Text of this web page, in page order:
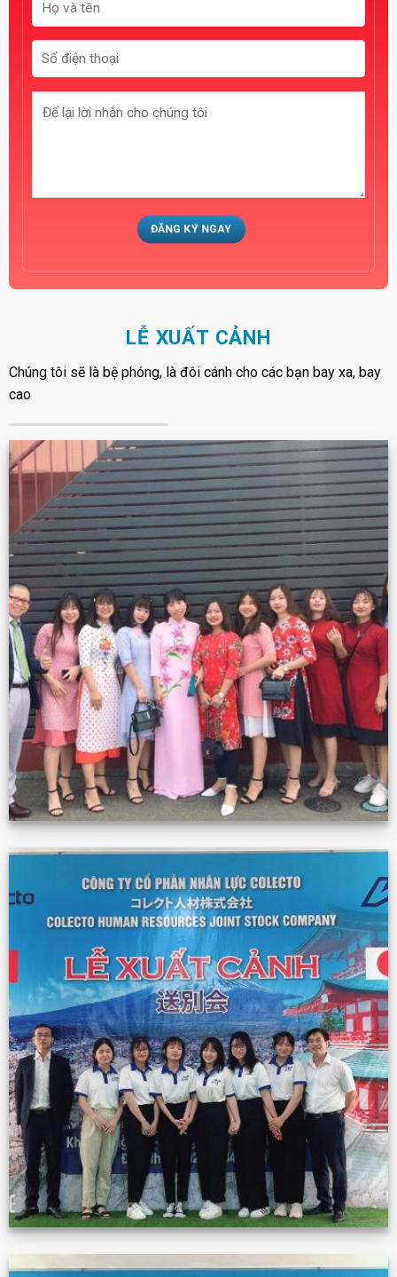
LỄ XUẤT CẢNH
Chúng tôi sẽ là bệ phóng, là đôi cánh cho các bạn bay xa, bay
cao